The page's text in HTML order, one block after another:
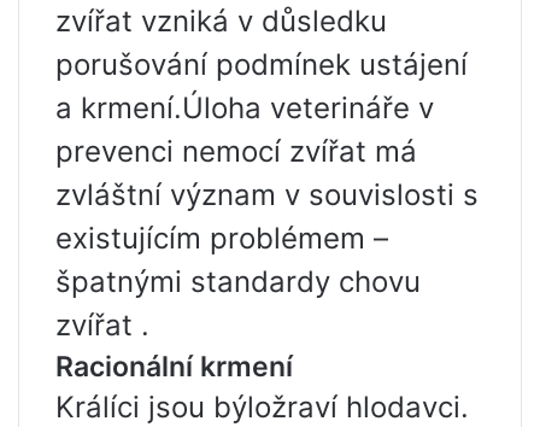
zvířat vzniká v důsledku
porušování podmínek ustájení
a krmení.Úloha veterináře v
prevenci nemocí zvířat má
zvláštní význam v souvislosti s
existujícím problémem –
špatnými standardy chovu
zvířat .
Racionální krmení
Králíci jsou býložraví hlodavci.